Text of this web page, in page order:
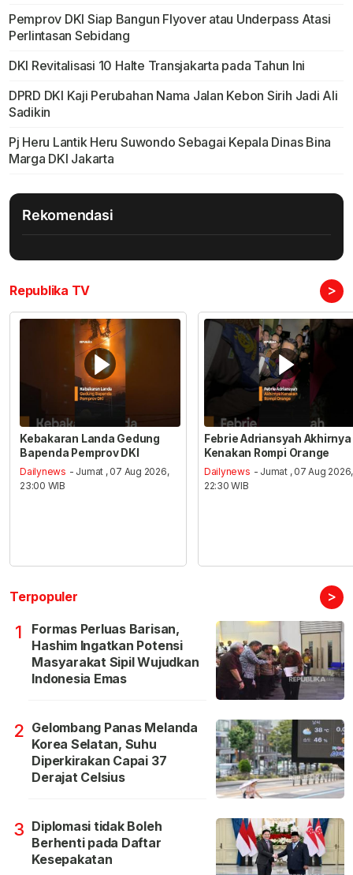
Pemprov DKI Siap Bangun Flyover atau Underpass Atasi
Perlintasan Sebidang
DKI Revitalisasi 10 Halte Transjakarta pada Tahun Ini
DPRD DKI Kaji Perubahan Nama Jalan Kebon Sirih Jadi Ali
Sadikin
Pj Heru Lantik Heru Suwondo Sebagai Kepala Dinas Bina
Marga DKI Jakarta
Rekomendasi
Republika TV >
Kebakaran Landa Gedung
Bapenda Pemprov DKI
Dailynews - Jumat , 07 Aug 2026,
23:00 WIB
Febrie Adriansyah Akhirnya
Kenakan Rompi Orange
Dailynews - Jumat , 07 Aug 2026,
22:30 WIB
Terpopuler >
1
Formas Perluas Barisan,
Hashim Ingatkan Potensi
Masyarakat Sipil Wujudkan
Indonesia Emas
2 Gelombang Panas Melanda
Korea Selatan, Suhu
Diperkirakan Capai 37
Derajat Celsius
3 Diplomasi tidak Boleh
Berhenti pada Daftar
Kesepakatan